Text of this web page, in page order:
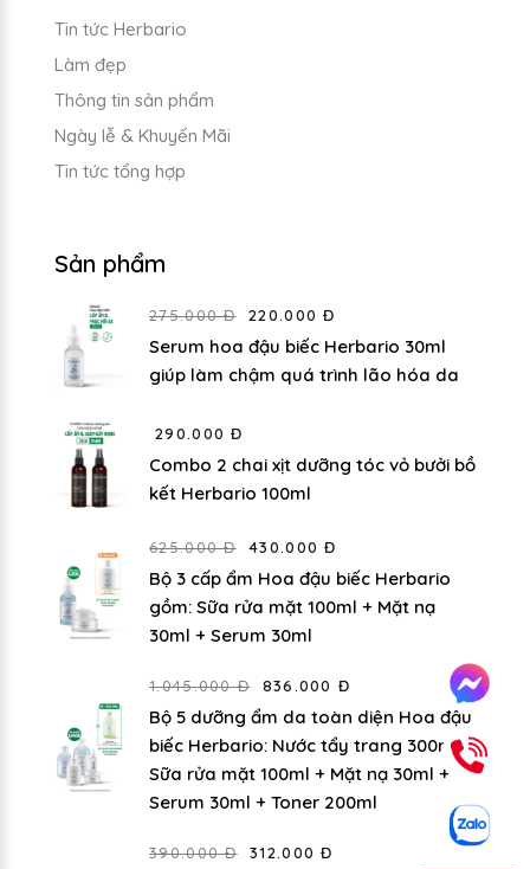
Tin tức Herbario
Làm đẹp
Thông tin sản phẩm
Ngày lễ & Khuyến Mãi
Tin tức tổng hợp
Sản phẩm
275.000 Đ 220.000 Đ
Serum hoa đậu biếc Herbario 30ml
giúp làm chậm quá trình lão hóa da
290.000 Đ
Combo 2 chai xịt dưỡng tóc vỏ bưởi bồ
kết Herbario 100ml
625.000 Đ 430.000 Đ
Bộ 3 cấp ẩm Hoa đậu biếc Herbario
gồm: Sữa rửa mặt 100ml + Mặt nạ
30ml + Serum 30ml
1.045.000 Đ 836.000 Đ
Bộ 5 dưỡng ẩm da toàn diện Hoa đậu
biếc Herbario: Nước tẩy trang 300ml +
Sữa rửa mặt 100ml + Mặt nạ 30ml +
Serum 30ml + Toner 200ml
390.000 Đ 312.000 Đ